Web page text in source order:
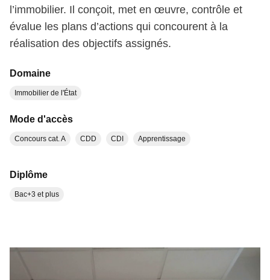
l’immobilier. Il conçoit, met en œuvre, contrôle et
évalue les plans d’actions qui concourent à la
réalisation des objectifs assignés.
Domaine
Immobilier de l'État
Mode d'accès
Concours cat. A CDD CDI Apprentissage
Diplôme
Bac+3 et plus